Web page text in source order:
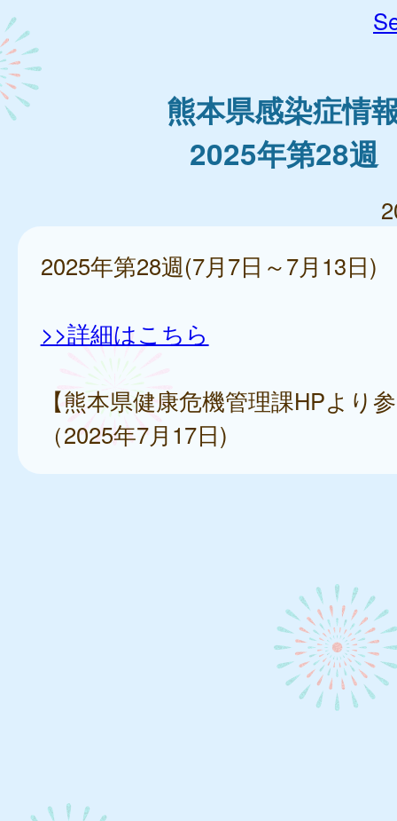
熊本県感染症情
2025年第28週
2025年第28週(7月7日～7月13日)
>>詳細はこちら
【熊本県健康危機管理課HPより
（2025年7月17日)